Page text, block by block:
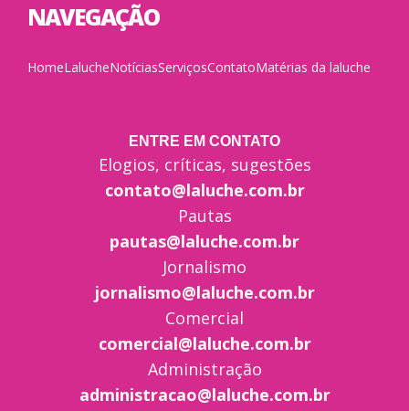
NAVEGAÇÃO
HomeLalucheNotíciasServiçosContatoMatérias da laluche
ENTRE EM CONTATO
Elogios, críticas, sugestões
contato@laluche.com.br
Pautas
pautas@laluche.com.br
Jornalismo
jornalismo@laluche.com.br
Comercial
comercial@laluche.com.br
Administração
administracao@laluche.com.br